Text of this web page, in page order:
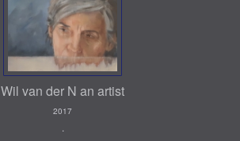
Wil van der N an artist
2017
.